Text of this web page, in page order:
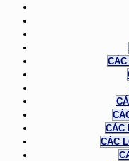
CÁC
CÁC